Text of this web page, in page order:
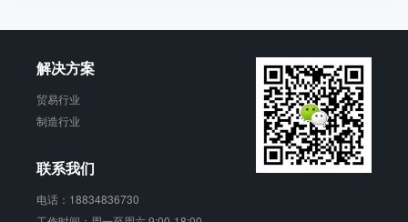
解决方案
贸易行业
制造行业
联系我们
电话：18834836730